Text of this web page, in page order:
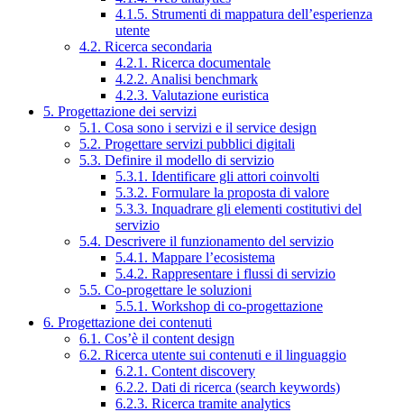
4.1.5. Strumenti di mappatura dell’esperienza
utente
4.2. Ricerca secondaria
4.2.1. Ricerca documentale
4.2.2. Analisi benchmark
4.2.3. Valutazione euristica
5. Progettazione dei servizi
5.1. Cosa sono i servizi e il service design
5.2. Progettare servizi pubblici digitali
5.3. Definire il modello di servizio
5.3.1. Identificare gli attori coinvolti
5.3.2. Formulare la proposta di valore
5.3.3. Inquadrare gli elementi costitutivi del
servizio
5.4. Descrivere il funzionamento del servizio
5.4.1. Mappare l’ecosistema
5.4.2. Rappresentare i flussi di servizio
5.5. Co-progettare le soluzioni
5.5.1. Workshop di co-progettazione
6. Progettazione dei contenuti
6.1. Cos’è il content design
6.2. Ricerca utente sui contenuti e il linguaggio
6.2.1. Content discovery
6.2.2. Dati di ricerca (search keywords)
6.2.3. Ricerca tramite analytics